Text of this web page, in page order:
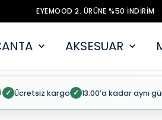
EYEMOOD 2. ÜRÜNE %50 İNDİRİM
AKSESUAR
✓ Ücretsiz kargo ✓ 13:00’a kadar aynı